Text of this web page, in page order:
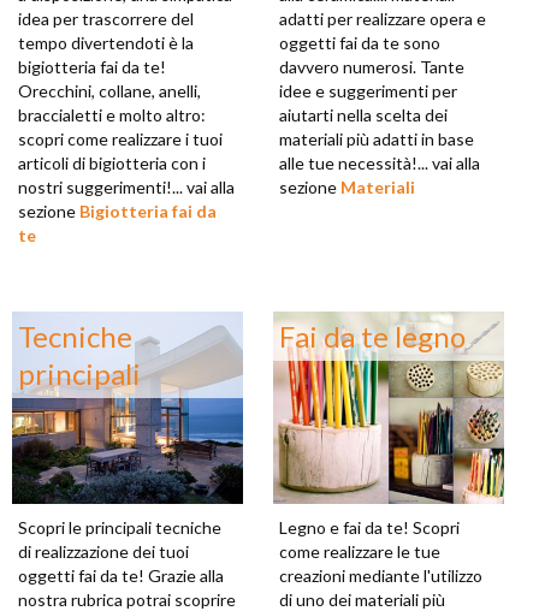
idea per trascorrere del
tempo divertendoti è la
bigiotteria fai da te!
Orecchini, collane, anelli,
braccialetti e molto altro:
scopri come realizzare i tuoi
articoli di bigiotteria con i
nostri suggerimenti!... vai alla
sezione Bigiotteria fai da
te
adatti per realizzare opera e
oggetti fai da te sono
davvero numerosi. Tante
idee e suggerimenti per
aiutarti nella scelta dei
materiali più adatti in base
alle tue necessità!... vai alla
sezione Materiali
Tecniche
principali
Scopri le principali tecniche
di realizzazione dei tuoi
oggetti fai da te! Grazie alla
nostra rubrica potrai scoprire
Fai da te legno
Legno e fai da te! Scopri
come realizzare le tue
creazioni mediante l'utilizzo
di uno dei materiali più